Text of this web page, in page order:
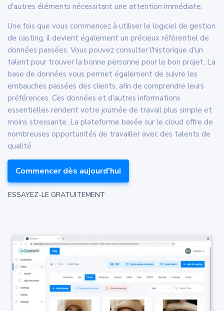
d'autres éléments nécessitant une attention immédiate.
Une fois que vous commencez à utiliser le logiciel de gestion
de casting, il devient également un précieux référentiel de
données passées. Vous pouvez consulter l'historique d'un
talent pour trouver la bonne personne pour le bon projet. La
base de données vous permet également de suivre les
embauches passées des clients, afin de comprendre leurs
préférences. Ces données et d'autres informations
essentielles rendent votre journée de travail plus simple et
moins stressante. La plateforme basée sur le cloud offre de
nombreuses opportunités de travailler avec des talents de
qualité.
Commencer dès aujourd'hui
ESSAYEZ-LE GRATUITEMENT